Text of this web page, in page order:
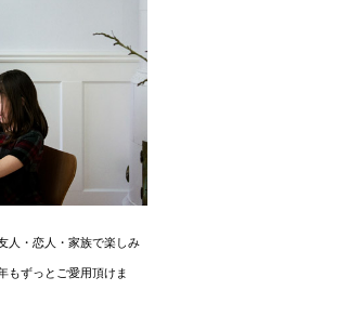
人・恋人・家族で楽しみ
もずっとご愛用頂けま